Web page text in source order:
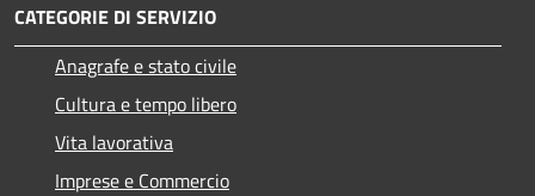
CATEGORIE DI SERVIZIO
Anagrafe e stato civile
Cultura e tempo libero
Vita lavorativa
Imprese e Commercio